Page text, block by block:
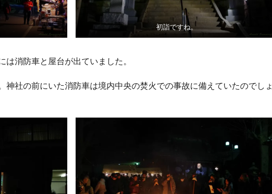
初詣ですね。
消防車と屋台が出ていました。
神社の前にいた消防車は境内中央の焚火での事故に備えていたのでしょ